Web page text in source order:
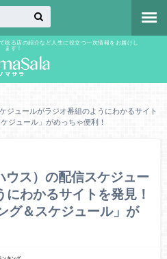
る店の紹介など人生に役立つ一次情報をお届けし
ます！
ジュールがラジオ番組のようにわかるサイト
ジュール」がめっちゃ便利！
ス）の配信スケジュー
わかるサイトを発見！
グ＆スケジュール」が